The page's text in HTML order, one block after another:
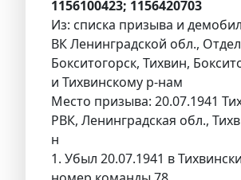
1156100423; 1156420703
Из: списка призыва и
ВК Ленинградской обл.,
Бокситогорск, Тихвин,
и Тихвинскому р-нам
Место призыва: 20.07.1941
РВК, Ленинградская обл.,
н
1. Убыл 20.07.1941 в